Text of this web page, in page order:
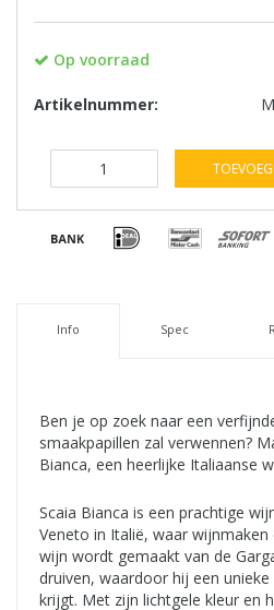
Op voorraad
Artikelnummer:
Info Spec
Ben je op zoek naar een
smaakpapillen zal verwennen?
Bianca, een heerlijke Italiaanse
Scaia Bianca is een prachtige
Veneto in Italië, waar wijnmaken
wijn wordt gemaakt van de
druiven, waardoor hij een
krijgt. Met zijn lichtgele kleur en